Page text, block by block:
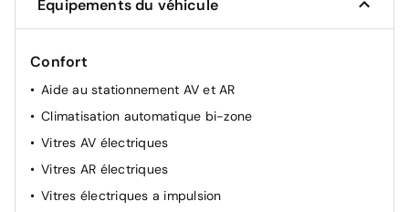
Équipements du véhicule
Confort
Aide au stationnement AV et AR
Climatisation automatique bi-zone
Vitres AV électriques
Vitres AR électriques
Vitres électriques a impulsion